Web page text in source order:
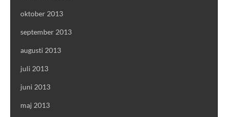
oktober 2013
september 2013
augusti 2013
juli 2013
juni 2013
maj 2013